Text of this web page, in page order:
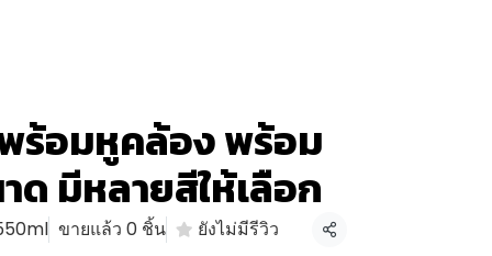
พร้อมหูคล้อง พร้อม
ด มีหลายสีให้เลือก
ขายแล้ว 0 ชิ้น ยังไม่มีรีวิว
แชร์